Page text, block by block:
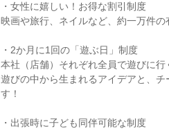
・女性に嬉しい！お得な割引制度
映画や旅行、ネイルなど、約一万件の
・2か月に1回の「遊ぶ日」制度
本社（店舗）それぞれ全員で遊びに行
遊びの中から生まれるアイデアと、
す！
・出張時に子ども同伴可能な制度